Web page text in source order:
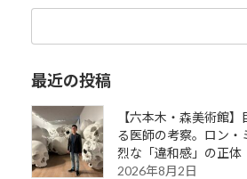
最近の投稿
【六本木・森美術館
る医師の考察。ロン
烈な「違和感」の正体
2026年8月2日